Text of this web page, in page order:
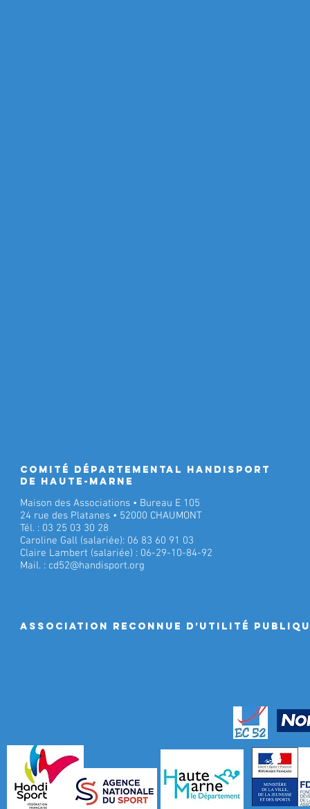
Comité Départemental Handisport
de Haute-Marne
Maison des Associations • Bureau E 105
24 rue des Platanes • 52000 CHAUMONT
Tél. : 03 25 03 30 28
Caroline Gall (salariée): 06 83 60 91 03
Claire Lambert (salariée) : 06-29-10-84-92
Mail. : cd52@handisport.org
ASSociation RECONNUE D’UTILITÉ